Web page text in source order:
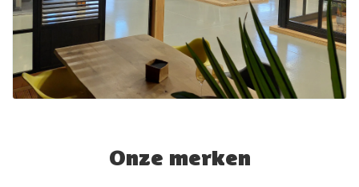
Onze merken